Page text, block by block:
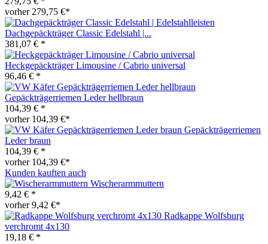
vorher 279,75 €*
Dachgepäckträger Classic Edelstahl |...
381,07 € *
Heckgepäckträger Limousine / Cabrio universal
96,46 € *
Gepäckträgerriemen Leder hellbraun
104,39 € *
vorher 104,39 €*
Gepäckträgerriemen
Leder braun
104,39 € *
vorher 104,39 €*
Kunden kauften auch
Wischerarmmuttern
9,42 € *
vorher 9,42 €*
Radkappe Wolfsburg
verchromt 4x130
19,18 € *